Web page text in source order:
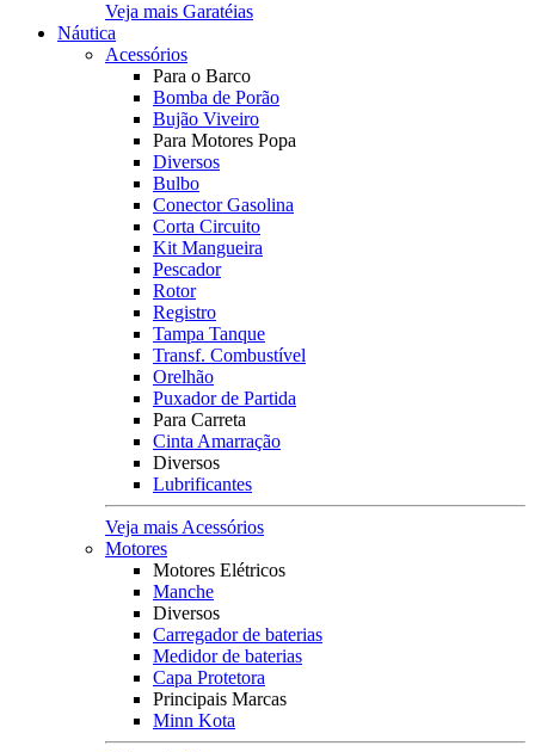
Veja mais Garatéias
Náutica
Acessórios
Para o Barco
Bomba de Porão
Bujão Viveiro
Para Motores Popa
Diversos
Bulbo
Conector Gasolina
Corta Circuito
Kit Mangueira
Pescador
Rotor
Registro
Tampa Tanque
Transf. Combustível
Orelhão
Puxador de Partida
Para Carreta
Cinta Amarração
Diversos
Lubrificantes
Veja mais Acessórios
Motores
Motores Elétricos
Manche
Diversos
Carregador de baterias
Medidor de baterias
Capa Protetora
Principais Marcas
Minn Kota